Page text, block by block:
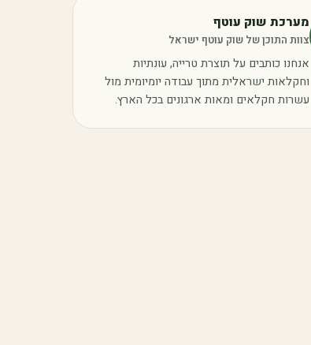
מערכת שוק עוטף
צוות התוכן של שוק עוטף ישראל
אנחנו כותבים על תוצרת טרייה, עונתיות
וחקלאות ישראלית מתוך עבודה יומיומית מול
עשרות חקלאים ומאות ארגונים בכל הארץ.